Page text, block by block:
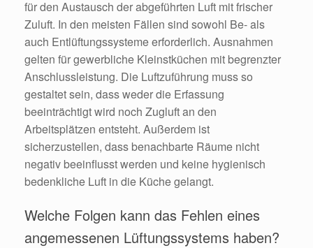
für den Austausch der abgeführten Luft mit frischer
Zuluft. In den meisten Fällen sind sowohl Be- als
auch Entlüftungssysteme erforderlich. Ausnahmen
gelten für gewerbliche Kleinstküchen mit begrenzter
Anschlussleistung. Die Luftzuführung muss so
gestaltet sein, dass weder die Erfassung
beeinträchtigt wird noch Zugluft an den
Arbeitsplätzen entsteht. Außerdem ist
sicherzustellen, dass benachbarte Räume nicht
negativ beeinflusst werden und keine hygienisch
bedenkliche Luft in die Küche gelangt.
Welche Folgen kann das Fehlen eines
angemessenen Lüftungssystems haben?